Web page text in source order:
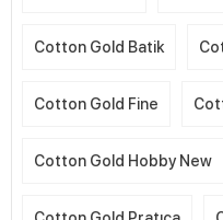
Cotton Gold Batik
Cotton Gold Fine
Cotton Gold Hobby New